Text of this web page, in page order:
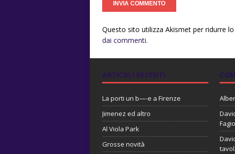
Questo sito utilizza Akismet per ridurre
dai commenti.
ARTICOLI RECENTI
La porti un b—-e a Firenze
Jimenez ed altro
Al Viola Park
Grosse novità